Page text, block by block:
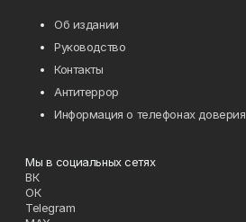
Об издании
Руководство
Контакты
Антитеррор
Информация о телефонах доверия
Мы в социальных сетях
ВК
ОК
Telegram